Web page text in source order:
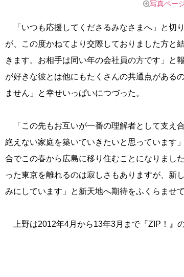
写真ペー
「いつも応援してくださるみなさまへ」と切
が、この度かねてより交際しておりました方と
きます。お相手は同い年の会社員の方です」と
が好きな彼とは他にもたくさんの共通点がある
ません」と幸せいっぱいにつづった。
「この先もお互いが一番の理解者として支え
絶えない家庭を築いていきたいと思っています
合でこの春から広島に移り住むことになりまし
った東京を離れるのは寂しさもありますが、新
みにしています」と新天地へ期待をふくらませて
上野は2012年4月から13年3月まで『ZIP！』